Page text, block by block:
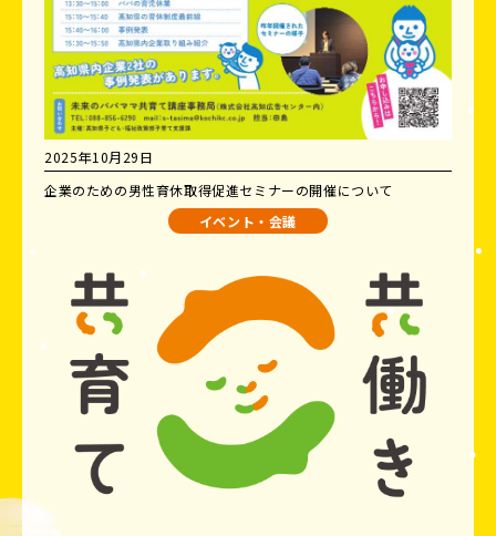
2025年10月29日
企業のための男性育休取得促進セミナーの開催について
イベント・会議